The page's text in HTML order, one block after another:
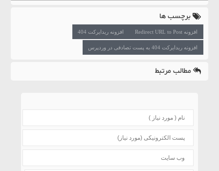
برچسب ها
افزونه Redirect URL to Post افزونه ریدایرکت 404
افزونه ریدایرکت 404 به پست تصادفی در وردپرس
مطالب مرتبط